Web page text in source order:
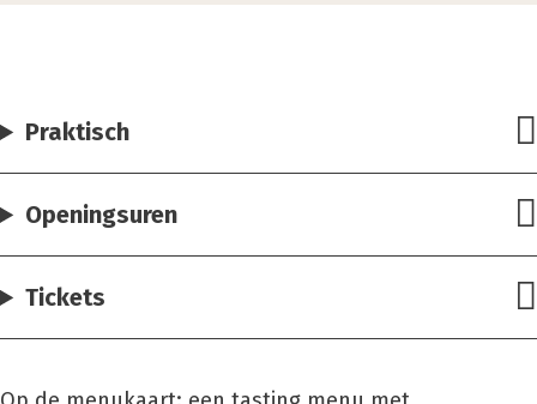
Praktisch
Openingsuren
Tickets